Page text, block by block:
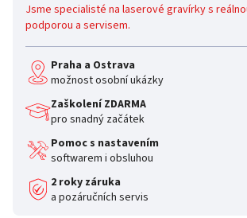
Jsme specialisté na laserové gravírky s
podporou a servisem.
Praha a Ostrava
možnost osobní ukázky
Zaškolení ZDARMA
pro snadný začátek
Pomoc s nastavením
softwarem i obsluhou
2 roky záruka
a pozáručních servis